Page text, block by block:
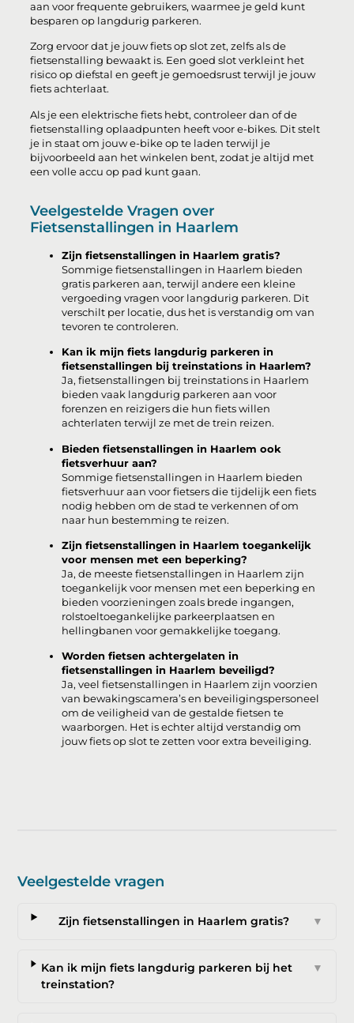
aan voor frequente gebruikers, waarmee je geld kunt
besparen op langdurig parkeren.
Zorg ervoor dat je jouw fiets op slot zet, zelfs als de
fietsenstalling bewaakt is. Een goed slot verkleint het
risico op diefstal en geeft je gemoedsrust terwijl je jouw
fiets achterlaat.
Als je een elektrische fiets hebt, controleer dan of de
fietsenstalling oplaadpunten heeft voor e-bikes. Dit stelt
je in staat om jouw e-bike op te laden terwijl je
bijvoorbeeld aan het winkelen bent, zodat je altijd met
een volle accu op pad kunt gaan.
Veelgestelde Vragen over
Fietsenstallingen in Haarlem
Zijn fietsenstallingen in Haarlem gratis?
Sommige fietsenstallingen in Haarlem bieden
gratis parkeren aan, terwijl andere een kleine
vergoeding vragen voor langdurig parkeren. Dit
verschilt per locatie, dus het is verstandig om van
tevoren te controleren.
Kan ik mijn fiets langdurig parkeren in
fietsenstallingen bij treinstations in Haarlem?
Ja, fietsenstallingen bij treinstations in Haarlem
bieden vaak langdurig parkeren aan voor
forenzen en reizigers die hun fiets willen
achterlaten terwijl ze met de trein reizen.
Bieden fietsenstallingen in Haarlem ook
fietsverhuur aan?
Sommige fietsenstallingen in Haarlem bieden
fietsverhuur aan voor fietsers die tijdelijk een fiets
nodig hebben om de stad te verkennen of om
naar hun bestemming te reizen.
Zijn fietsenstallingen in Haarlem toegankelijk
voor mensen met een beperking?
Ja, de meeste fietsenstallingen in Haarlem zijn
toegankelijk voor mensen met een beperking en
bieden voorzieningen zoals brede ingangen,
rolstoeltoegankelijke parkeerplaatsen en
hellingbanen voor gemakkelijke toegang.
Worden fietsen achtergelaten in
fietsenstallingen in Haarlem beveiligd?
Ja, veel fietsenstallingen in Haarlem zijn voorzien
van bewakingscamera’s en beveiligingspersoneel
om de veiligheid van de gestalde fietsen te
waarborgen. Het is echter altijd verstandig om
jouw fiets op slot te zetten voor extra beveiliging.
Veelgestelde vragen
Zijn fietsenstallingen in Haarlem gratis? ▼
Kan ik mijn fiets langdurig parkeren bij het
treinstation?
▼